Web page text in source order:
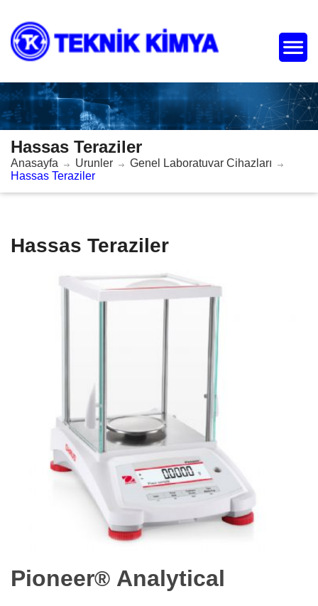
Hassas Teraziler
Anasayfa Urunler
Genel Laboratuvar Cihazları
Hassas Teraziler
Hassas Teraziler
Pioneer® Analytical